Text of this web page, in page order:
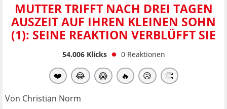
MUTTER TRIFFT NACH DREI TAGEN
AUSZEIT AUF IHREN KLEINEN SOHN
(1): SEINE REAKTION VERBLÜFFT SIE
54.006Klicks 0 Reaktionen
❤️ 😂 😱 🔥 😥 👏
Von Christian Norm